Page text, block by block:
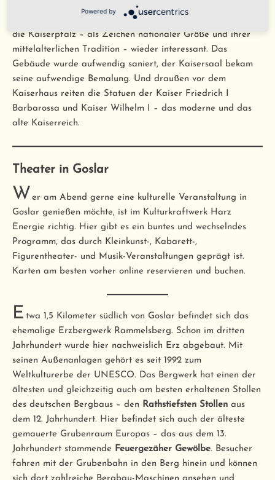
wurde das Kaiserhaus auch anderweitig genutzt. Erst mit
der Ausrufung des Kaiserreiches 1871 unter Wilhelm I wurde
die Kaiserpfalz – als Zeichen nationaler Größe und ihrer
mittelalterlichen Tradition – wieder interessant. Das
Gebäude wurde aufwendig saniert, der Kaisersaal bekam
seine aufwendige Bemalung. Und draußen vor dem
Kaiserhaus reiten die Statuen der Kaiser Friedrich I
Barbarossa und Kaiser Wilhelm I – das moderne und das
alte Kaiserreich.
Theater in Goslar
W er am Abend gerne eine kulturelle Veranstaltung in
Goslar genießen möchte, ist im Kulturkraftwerk Harz
Energie richtig. Hier gibt es ein buntes und wechselndes
Programm, das durch Kleinkunst-, Kabarett-,
Figurentheater- und Musik-Veranstaltungen geprägt ist.
Karten am besten vorher online reservieren und buchen.
E twa 1,5 Kilometer südlich von Goslar befindet sich das
ehemalige Erzbergwerk Rammelsberg. Schon im dritten
Jahrhundert wurde hier nachweislich Erz abgebaut. Mit
seinen Außenanlagen gehört es seit 1992 zum
Weltkulturerbe der UNESCO. Das Bergwerk hat einen der
ältesten und gleichzeitig auch am besten erhaltenen Stollen
des deutschen Bergbaus – den Rathstiefsten Stollen aus
dem 12. Jahrhundert. Hier befindet sich auch der älteste
gemauerte Grubenraum Europas – das aus dem 13.
Jahrhundert stammende Feuergezäher Gewölbe. Besucher
fahren mit der Grubenbahn in den Berg hinein und können
Powered by